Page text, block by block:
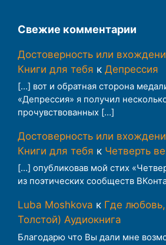
Свежие комментарии
Достоверность или
Книги для тебя к Депрессия
[…] вот и обратная сторона
«Депрессия» я получил
прочувствованных […]
Достоверность или
Книги для тебя к Четверть
[…] опубликовав мой стих
из поэтических сообществ
Luba Moshkova к Где
Толстой) Аудиокнига
Благодарю что Вы дали мне